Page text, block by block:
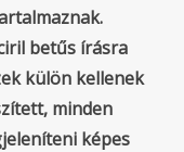
betűs írásra
külön kellenek
minden
képes